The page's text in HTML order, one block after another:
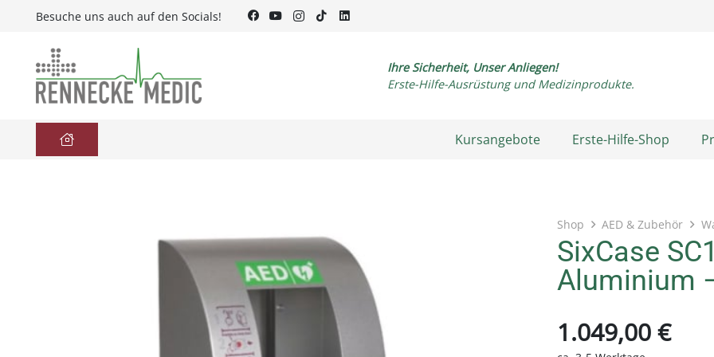
Besuche uns auch auf den Socials!
Ihre Sicherheit, Unser Anliegen!
Erste-Hilfe-Ausrüstung und Medizinprodukte.
Kursangebote Erste-Hilfe-Shop
Shop AED & Zubehör
SixCase
Aluminium
1.049,00€